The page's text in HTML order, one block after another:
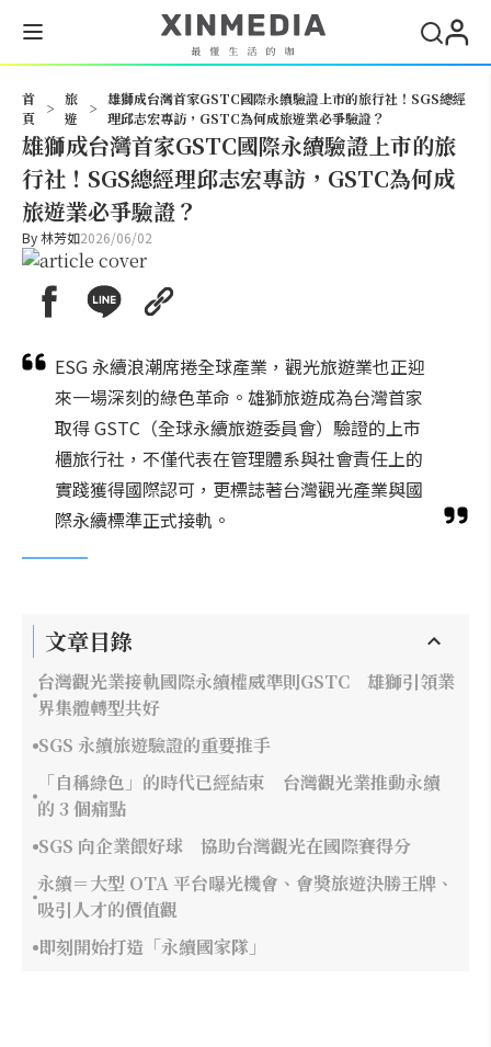
首
頁
>
旅
遊
>
雄獅成台灣首家GSTC國際永續驗證上市的旅行社！SGS總經
理邱志宏專訪，GSTC為何成旅遊業必爭驗證？
雄獅成台灣首家GSTC國際永續驗證上市的旅
行社！SGS總經理邱志宏專訪，GSTC為何成
旅遊業必爭驗證？
By林芳如2026/06/02
ESG 永續浪潮席捲全球產業，觀光旅遊業也正迎
來一場深刻的綠色革命。雄獅旅遊成為台灣首家
取得 GSTC（全球永續旅遊委員會）驗證的上市
櫃旅行社，不僅代表在管理體系與社會責任上的
實踐獲得國際認可，更標誌著台灣觀光產業與國
際永續標準正式接軌。
文章目錄
台灣觀光業接軌國際永續權威準則GSTC 雄獅引領業
界集體轉型共好
SGS 永續旅遊驗證的重要推手
「自稱綠色」的時代已經結束 台灣觀光業推動永續
的 3 個痛點
SGS 向企業餵好球 協助台灣觀光在國際賽得分
永續＝大型 OTA 平台曝光機會、會獎旅遊決勝王牌、
吸引人才的價值觀
即刻開始打造「永續國家隊」